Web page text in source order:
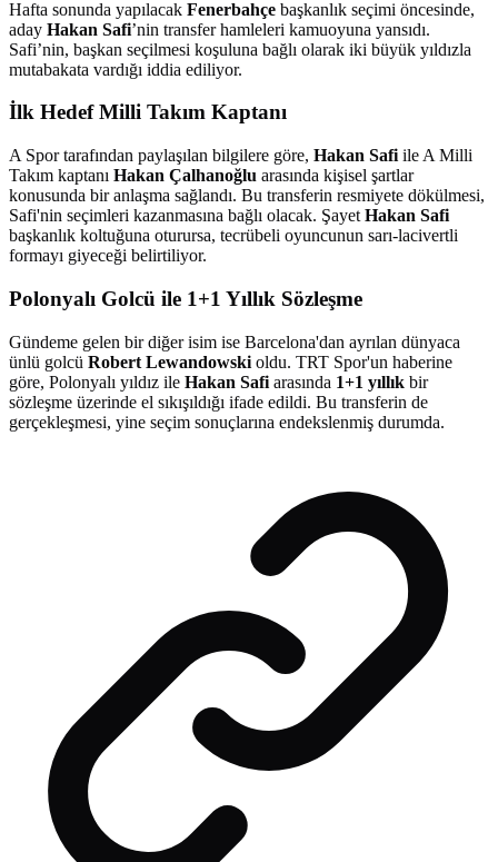
Hafta sonunda yapılacak Fenerbahçe başkanlık seçimi öncesinde,
aday Hakan Safi’nin transfer hamleleri kamuoyuna yansıdı.
Safi’nin, başkan seçilmesi koşuluna bağlı olarak iki büyük yıldızla
mutabakata vardığı iddia ediliyor.
İlk Hedef Milli Takım Kaptanı
A Spor tarafından paylaşılan bilgilere göre, Hakan Safi ile A Milli
Takım kaptanı Hakan Çalhanoğlu arasında kişisel şartlar
konusunda bir anlaşma sağlandı. Bu transferin resmiyete dökülmesi,
Safi'nin seçimleri kazanmasına bağlı olacak. Şayet Hakan Safi
başkanlık koltuğuna oturursa, tecrübeli oyuncunun sarı-lacivertli
formayı giyeceği belirtiliyor.
Polonyalı Golcü ile 1+1 Yıllık Sözleşme
Gündeme gelen bir diğer isim ise Barcelona'dan ayrılan dünyaca
ünlü golcü Robert Lewandowski oldu. TRT Spor'un haberine
göre, Polonyalı yıldız ile Hakan Safi arasında 1+1 yıllık bir
sözleşme üzerinde el sıkışıldığı ifade edildi. Bu transferin de
gerçekleşmesi, yine seçim sonuçlarına endekslenmiş durumda.